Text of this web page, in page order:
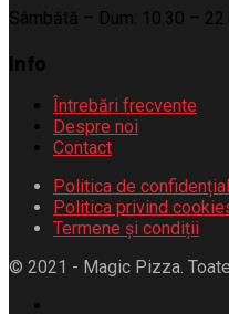
Sâmbătă – Dum: 10.30 –
Info
Întrebări frecvente
Despre noi
Contact
Politica de
Politica privind
Termene și condiții
© 2021 - Magic Pizza.